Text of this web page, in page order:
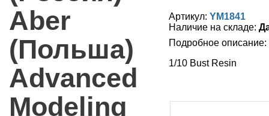
Aber
(Польша)
Advanced
Modeling
Артикул: YM1841
Наличие на складе:
Подробное описание:
1/10 Bust Resin